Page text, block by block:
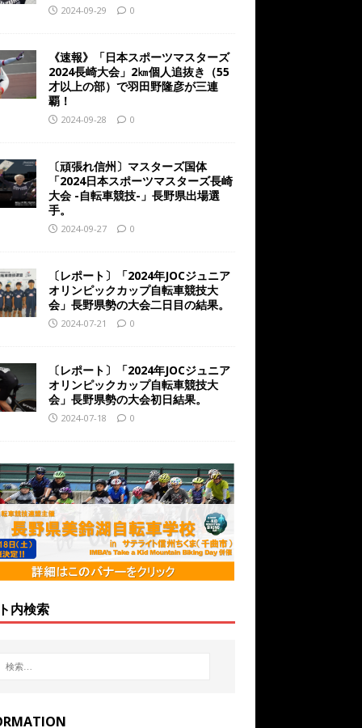
2024-09-29 0
《速報》「日本スポーツマスターズ
2024長崎大会」2㎞個人追抜き（55
才以上の部）で羽田野隆彦が三連
覇！
2024-09-28 0
〔頑張れ信州〕マスターズ国体
「2024日本スポーツマスターズ長崎
大会 -自転車競技-」長野県出場選
手。
2024-09-27 0
〔レポート〕「2024年JOCジュニア
オリンピックカップ自転車競技大
会」長野県勢の大会二日目の結果。
2024-07-21 0
〔レポート〕「2024年JOCジュニア
オリンピックカップ自転車競技大
会」長野県勢の大会初日結果。
2024-07-18 0
内検索